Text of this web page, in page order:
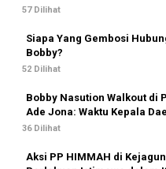
Medan
57 Dilihat
Siapa Yang Gembosi
Bobby?
52 Dilihat
Bobby Nasution Walkout di
Ade Jona: Waktu Kepala
Terbuang Sia-sia
36 Dilihat
Aksi PP HIMMAH di